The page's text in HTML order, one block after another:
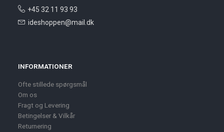
+45 32 11 93 93
ideshoppen@mail.dk
INFORMATIONER
Ofte stillede spørgsmål
Om os
Fragt og Levering
Betingelser & Vilkår
Returnering